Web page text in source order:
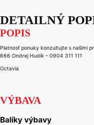
DETAILNÝ
POPIS
Platnosť ponuky konzultujte s našimi
666 Ondrej Hudík – 0904 311 111
Octavia
VÝBAVA
Balíky výbavy